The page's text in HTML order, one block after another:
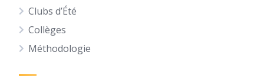
Clubs d’Été
Collèges
Méthodologie